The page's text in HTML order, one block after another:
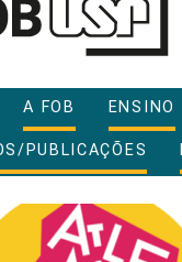
A FOB ENSINO
PUBLICAÇÕES